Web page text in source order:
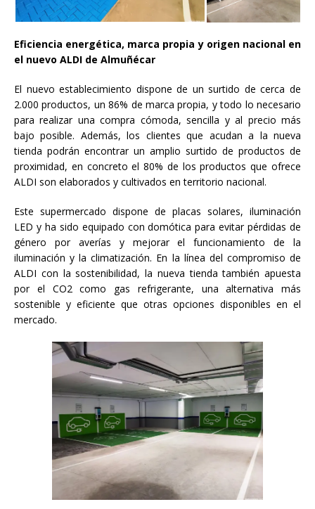
Eficiencia energética, marca propia y origen nacional en
el nuevo ALDI de Almuñécar
El nuevo establecimiento dispone de un surtido de cerca de
2.000 productos, un 86% de marca propia, y todo lo necesario
para realizar una compra cómoda, sencilla y al precio más
bajo posible. Además, los clientes que acudan a la nueva
tienda podrán encontrar un amplio surtido de productos de
proximidad, en concreto el 80% de los productos que ofrece
ALDI son elaborados y cultivados en territorio nacional.
Este supermercado dispone de placas solares, iluminación
LED y ha sido equipado con domótica para evitar pérdidas de
género por averías y mejorar el funcionamiento de la
iluminación y la climatización. En la línea del compromiso de
ALDI con la sostenibilidad, la nueva tienda también apuesta
por el CO2 como gas refrigerante, una alternativa más
sostenible y eficiente que otras opciones disponibles en el
mercado.